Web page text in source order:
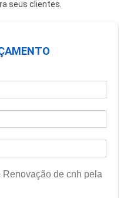
seus clientes.